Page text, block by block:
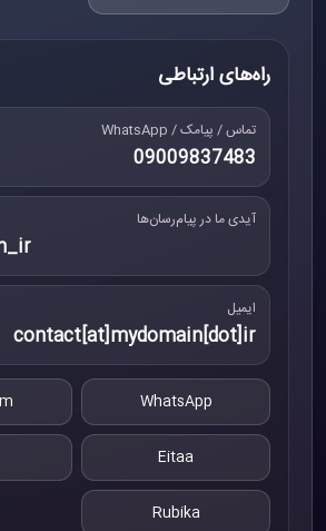
راه‌های ارتباطی
تماس / پیامک / WhatsApp
09009837483
آیدی ما در پیام‌رسان‌ها
ایمیل
contact[at]mydomain[dot]ir
WhatsApp
Eitaa
Rubika